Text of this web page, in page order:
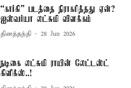
“கார்கி” படத்தை நிராகரித்தது ஏன்?
ஐஸ்வர்யா லட்சுமி விளக்கம்
தினத்தந்தி 28 Jun 2026
நடிகை லட்சுமி ராயின் லேட்டஸ்ட்
கிளிக்ஸ்..!